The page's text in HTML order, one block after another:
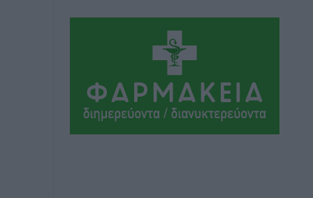
Ιάλυσος Β’: Νωρίς νωρίς μπήκαν στα
βάσανα της προετοιμασίας
πριν 7 ώρες
Εθνικός Αρχίπολης: Μεγάλο βήμα
προόδου η ίδρυση Ακαδημίας